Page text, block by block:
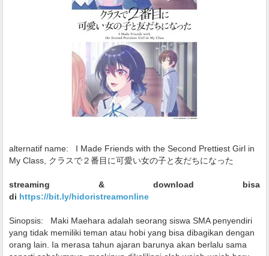
alternatif name:
I Made Friends with the Second Prettiest Girl in
My Class, クラスで２番目に可愛い女の子と友だちになった
streaming & download bisa
di https://bit.ly/hidoristreamonline
Sinopsis:
Maki Maehara adalah seorang siswa SMA penyendiri
yang tidak memiliki teman atau hobi yang bisa dibagikan dengan
orang lain. Ia merasa tahun ajaran barunya akan berlalu sama